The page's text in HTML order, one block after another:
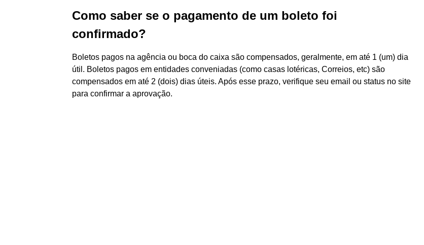
Como saber se o pagamento de um boleto foi
confirmado?
Boletos pagos na agência ou boca do caixa são compensados, geralmente, em até 1 (um) dia
útil. Boletos pagos em entidades conveniadas (como casas lotéricas, Correios, etc) são
compensados em até 2 (dois) dias úteis. Após esse prazo, verifique seu email ou status no site
para confirmar a aprovação.